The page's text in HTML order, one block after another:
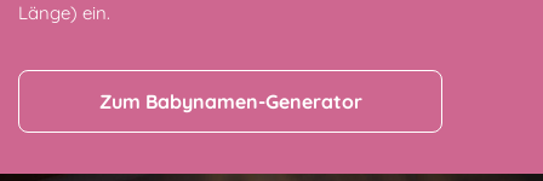
Länge) ein.
Zum Babynamen-Generator